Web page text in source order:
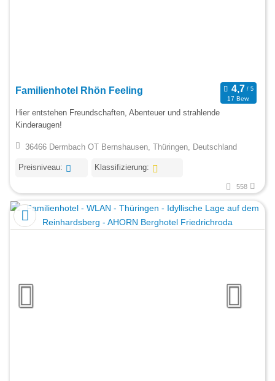
Familienhotel Rhön Feeling
17 Bew.
Hier entstehen Freundschaften, Abenteuer und strahlende
Kinderaugen!
36466 Dermbach OT Bernshausen, Thüringen, Deutschland
Preisniveau: Klassifizierung:
558